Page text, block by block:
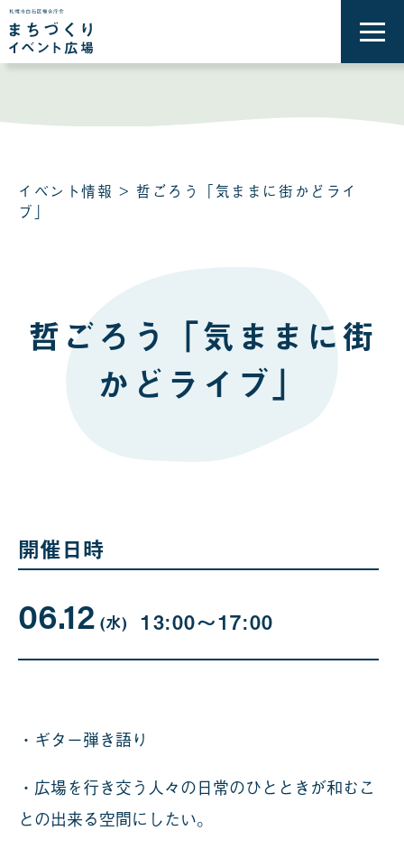
ニ
イベント情報 > 哲ごろう「気ままに街かどライ
ブ」
哲ごろう「気ままに街
かどライブ」
開催日時
06.12月
日
(水日
) 13:00〜17:00
・ギター弾き語り
・広場を行き交う人々の日常のひとときが和むこ
との出来る空間にしたい。